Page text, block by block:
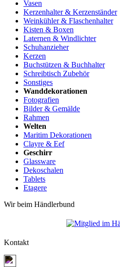
Vasen
Kerzenhalter & Kerzenständer
Weinkühler & Flaschenhalter
Kisten & Boxen
Laternen & Windlichter
Schuhanzieher
Kerzen
Buchstützen & Buchhalter
Schreibtisch Zubehör
Sonstiges
Wanddekorationen
Fotografien
Bilder & Gemälde
Rahmen
Welten
Maritim Dekorationen
Clayre & Eef
Geschirr
Glassware
Dekoschalen
Tablets
Etagere
Wir beim Händlerbund
Kontakt